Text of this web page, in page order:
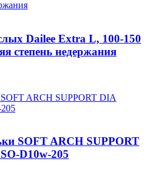
Dailee Extra L, 100-150
степень недержания
SOFT ARCH SUPPORT
D10w-205